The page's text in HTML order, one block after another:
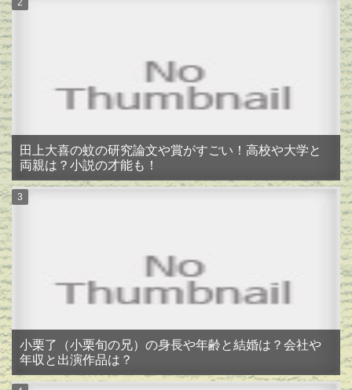
田上大喜の蚊の研究論文や賞がすごい！高校や大学と
両親は？小説の才能も！
小栗了（小栗旬の兄）の身長や年齢と結婚は？会社や
年収と出演作品は？